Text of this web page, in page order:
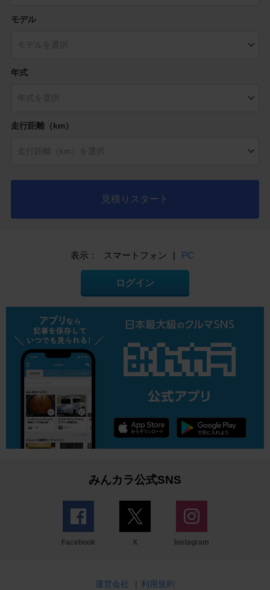
モデル
年式
走行距離（km）
見積りスタート
表示： スマートフォン | PC
ログイン
みんカラ公式SNS
Facebook X Instagram
運営会社 | 利用規約